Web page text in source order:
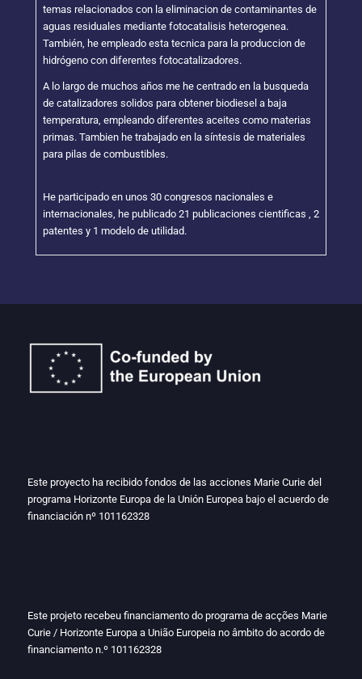
temas relacionados con la eliminacion de contaminantes de
aguas residuales mediante fotocatalisis heterogenea.
También, he empleado esta tecnica para la produccion de
hidrógeno con diferentes fotocatalizadores.
A lo largo de muchos años me he centrado en la busqueda
de catalizadores solidos para obtener biodiesel a baja
temperatura, empleando diferentes aceites como materias
primas. Tambien he trabajado en la síntesis de materiales
para pilas de combustibles.
He participado en unos 30 congresos nacionales e
internacionales, he publicado 21 publicaciones cientificas , 2
patentes y 1 modelo de utilidad.
Este proyecto ha recibido fondos de las acciones Marie Curie del
programa Horizonte Europa de la Unión Europea bajo el acuerdo de
financiación nº 101162328
Este projeto recebeu financiamento do programa de acções Marie
Curie / Horizonte Europa a União Europeia no âmbito do acordo de
financiamento n.º 101162328